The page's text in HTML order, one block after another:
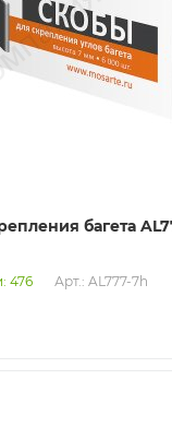
багета
476 Арт.: AL777-7h